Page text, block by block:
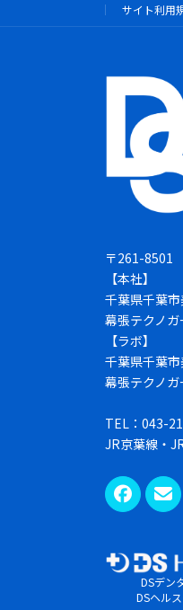
サイト利用
〒261-8501
【本社】
千葉県千葉
幕張テクノ
【ラボ】
千葉県千葉
幕張テクノ
TEL：043-
JR京葉線・
DSデン
DSヘル